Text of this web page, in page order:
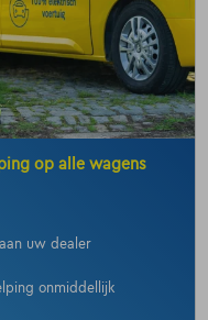
op alle wagens
uw dealer
onmiddellijk